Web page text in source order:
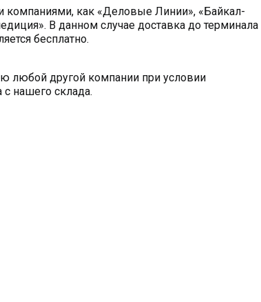
компаниями, как «Деловые Линии», «Байкал-
В данном случае доставка до терминала
бесплатно.
любой другой компании при условии
с нашего склада.